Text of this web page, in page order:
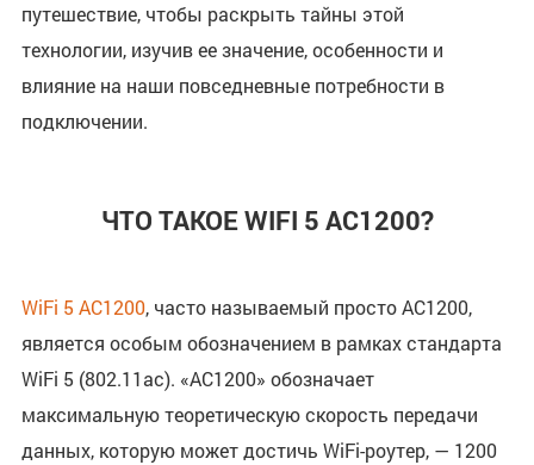
путешествие, чтобы раскрыть тайны этой
технологии, изучив ее значение, особенности и
влияние на наши повседневные потребности в
подключении.
ЧТО ТАКОЕ WIFI 5 AC1200?
WiFi 5 AC1200, часто называемый просто AC1200,
является особым обозначением в рамках стандарта
WiFi 5 (802.11ac). «AC1200» обозначает
максимальную теоретическую скорость передачи
данных, которую может достичь WiFi-роутер, — 1200